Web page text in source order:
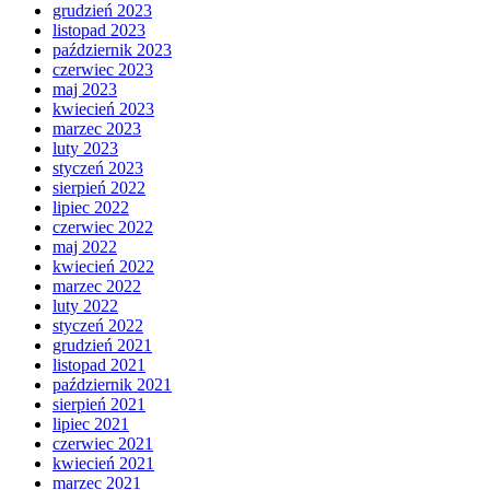
grudzień 2023
listopad 2023
październik 2023
czerwiec 2023
maj 2023
kwiecień 2023
marzec 2023
luty 2023
styczeń 2023
sierpień 2022
lipiec 2022
czerwiec 2022
maj 2022
kwiecień 2022
marzec 2022
luty 2022
styczeń 2022
grudzień 2021
listopad 2021
październik 2021
sierpień 2021
lipiec 2021
czerwiec 2021
kwiecień 2021
marzec 2021